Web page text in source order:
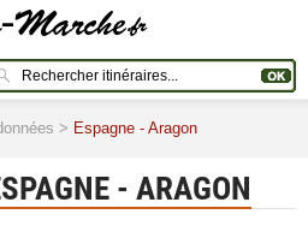
> Espagne - Aragon
- ARAGON